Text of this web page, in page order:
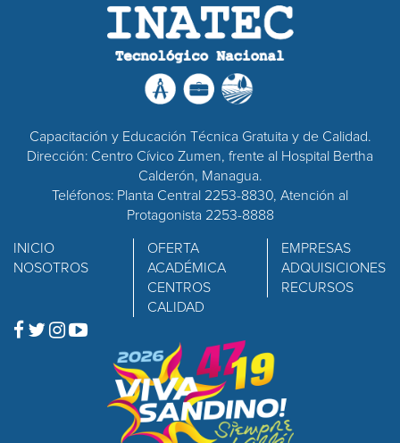
Capacitación y Educación Técnica Gratuita y de Calidad.
Dirección: Centro Cívico Zumen, frente al Hospital Bertha
Calderón, Managua.
Teléfonos: Planta Central 2253-8830, Atención al
Protagonista 2253-8888
INICIO
NOSOTROS
OFERTA
ACADÉMICA
CENTROS
CALIDAD
EMPRESAS
ADQUISICIONES
RECURSOS